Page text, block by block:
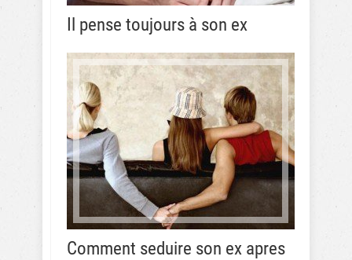
Il pense toujours à son ex
Comment seduire son ex apres